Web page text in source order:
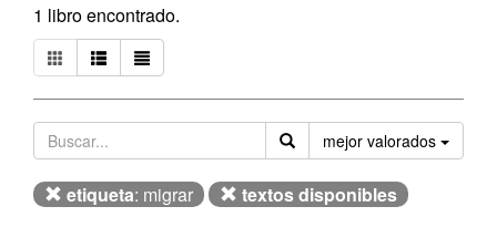
1 libro encontrado.
mejor valorados
etiqueta: migrar textos disponibles